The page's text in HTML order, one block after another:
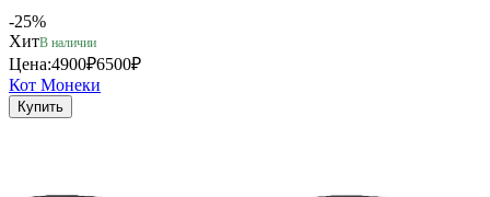
-25%
ХитВ наличии
Цена:4900₽6500₽
Кот Монеки
Купить